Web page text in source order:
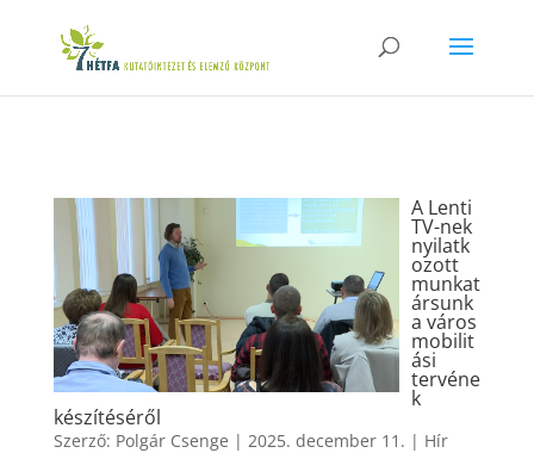
A Lenti
TV-nek
nyilatk
ozott
munkat
ársunk
a város
mobilit
ási
tervéne
k
készítéséről
Szerző: Polgár Csenge | 2025. december 11. | Hír